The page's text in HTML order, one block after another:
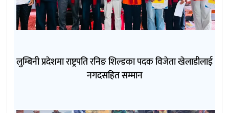
लुम्बिनी प्रदेशमा राष्ट्रपति रनिङ शिल्डका पदक विजेता खेलाडीलाई
नगदसहित सम्मान